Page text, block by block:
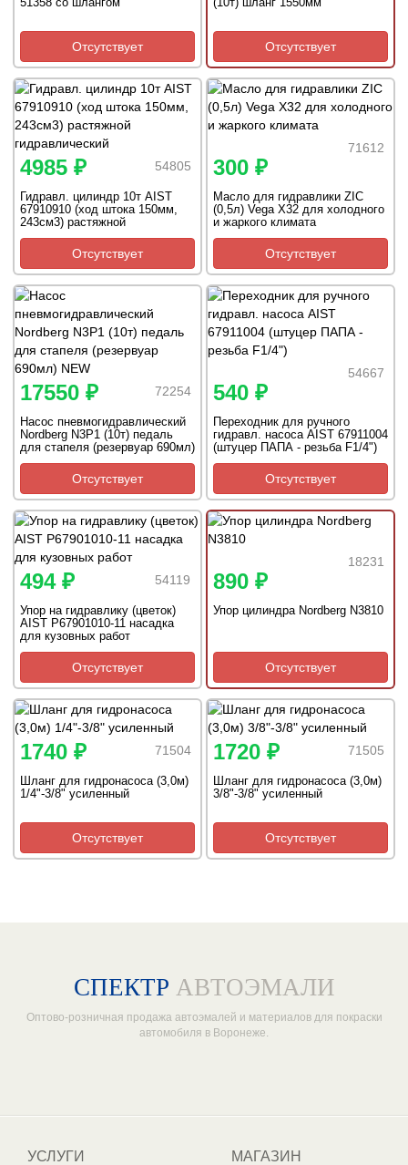
Отсутствует Отсутствует
54805
4985 ₽
Гидравл. цилиндр 10т AIST
67910910 (ход штока 150мм,
243см3) растяжной
гидравлический
Отсутствует
71612
300 ₽
Масло для гидравлики ZIC
(0,5л) Vega X32 для холодного
и жаркого климата
Отсутствует
72254
17550 ₽
Насос пневмогидравлический
Nordberg N3P1 (10т) педаль
для стапеля (резервуар 690мл)
NEW
Отсутствует
54667
540 ₽
Переходник для ручного
гидравл. насоса AIST 67911004
(штуцер ПАПА - резьба F1/4")
Отсутствует
54119
494 ₽
Упор на гидравлику (цветок)
AIST P67901010-11 насадка
для кузовных работ
Отсутствует
18231
890 ₽
Упор цилиндра Nordberg N3810
Отсутствует
71504
1740 ₽
Шланг для гидронасоса (3,0м)
1/4"-3/8" усиленный
Отсутствует
71505
1720 ₽
Шланг для гидронасоса (3,0м)
3/8"-3/8" усиленный
Отсутствует
СПЕКТР АВТОЭМАЛИ
Оптово-розничная продажа автоэмалей и материалов для покраски
автомобиля в Воронеже.
УСЛУГИ МАГАЗИН